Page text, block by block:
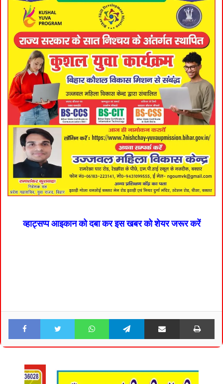
व्हाट्सप्प आइकान को दबा कर इस खबर को शेयर जरूर करें
Facebook Twitter WhatsApp Telegram Share via Email